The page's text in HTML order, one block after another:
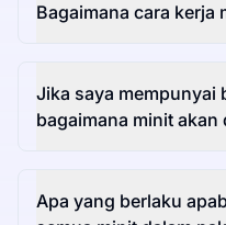
Bagaimana cara kerja
Jika saya mempunyai
bagaimana minit akan
Apa yang berlaku